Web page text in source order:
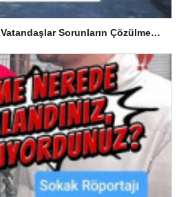
Hacımaşlı Mahallesi’nde Vatandaşlar Sorunların Çözülmesini Bekliyor